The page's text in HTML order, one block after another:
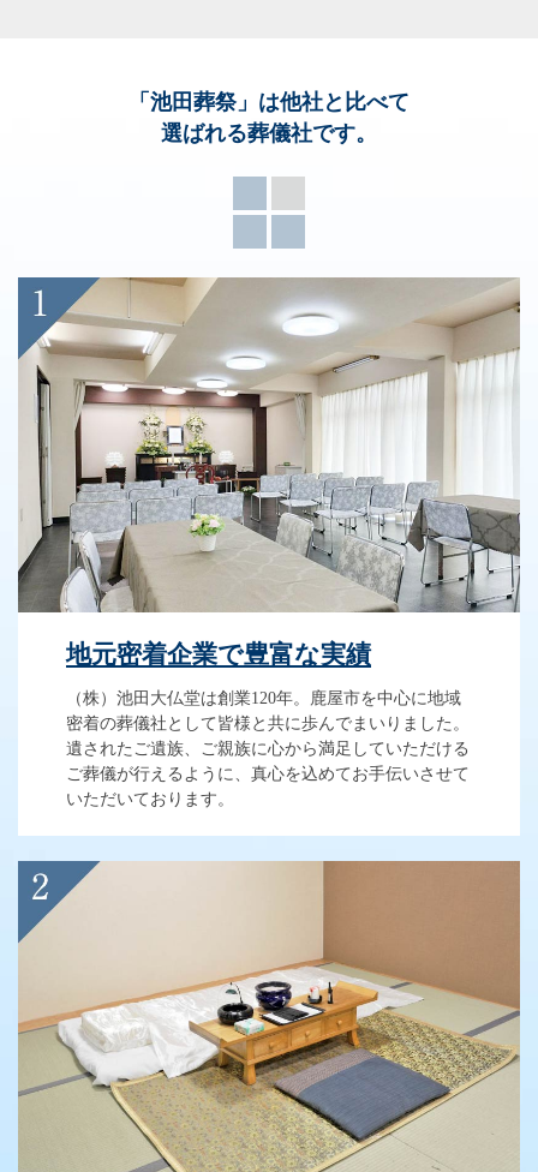
「池田葬祭」 は他社と比べて
選ばれる葬儀社です。
地元密着企業で豊富な実績
（株）池田大仏堂は創業120年。鹿屋市を中心に地域
密着の葬儀社として皆様と共に歩んでまいりました。
遺されたご遺族、ご親族に心から満足していただける
ご葬儀が行えるように、真心を込めてお手伝いさせて
いただいております。